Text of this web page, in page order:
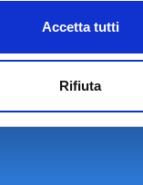
Accetta tutti
Rifiuta